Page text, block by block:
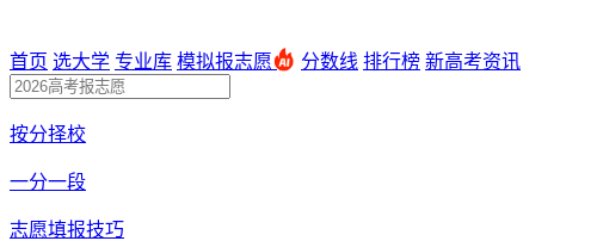
首页 选大学 专业库 模拟报志愿 分数线 排行榜 新高考资讯
按分择校
一分一段
志愿填报技巧